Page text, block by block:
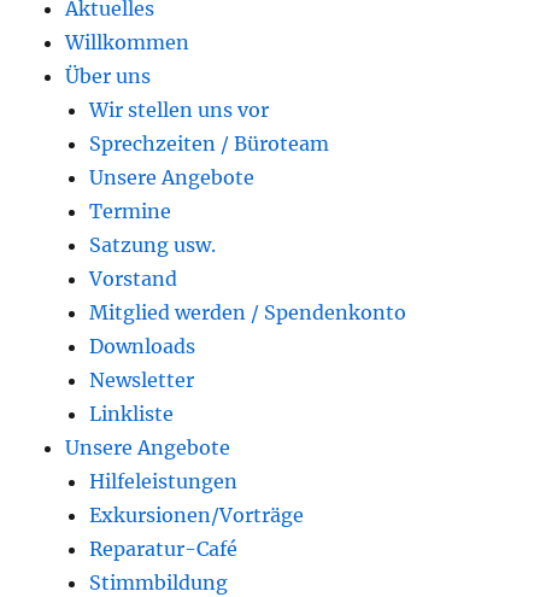
Aktuelles
Willkommen
Über uns
Wir stellen uns vor
Sprechzeiten / Büroteam
Unsere Angebote
Termine
Satzung usw.
Vorstand
Mitglied werden / Spendenkonto
Downloads
Newsletter
Linkliste
Unsere Angebote
Hilfeleistungen
Exkursionen/Vorträge
Reparatur-Café
Stimmbildung